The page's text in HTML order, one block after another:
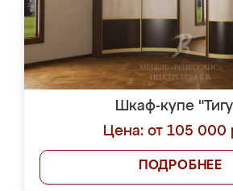
Шкаф-купе
Цена: от 105 000
ПОДРОБНЕЕ